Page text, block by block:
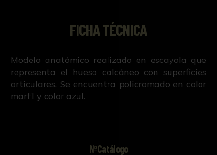
FICHA TÉCNICA
Modelo anatómico realizado en escayola que
representa el hueso calcáneo con superficies
articulares. Se encuentra policromado en color
marfil y color azul.
NºCatálogo